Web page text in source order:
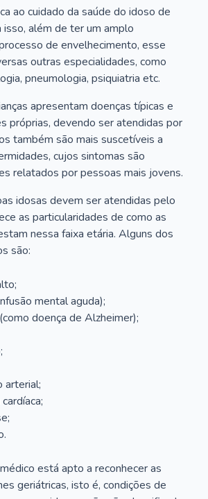
ao cuidado da saúde do idoso de
além de ter um amplo
de envelhecimento, esse
outras especialidades, como
pneumologia, psiquiatria etc.
apresentam doenças típicas e
próprias, devendo ser atendidas por
também são mais suscetíveis a
cujos sintomas são
relatados por pessoas mais jovens.
idosas devem ser atendidas pelo
as particularidades de como as
nessa faixa etária. Alguns dos
são:
mental aguda);
doença de Alzheimer);
arterial;
está apto a reconhecer as
geriátricas, isto é, condições de